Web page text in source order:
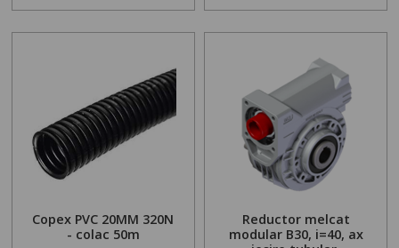
Copex PVC 20MM 320N
- colac 50m
Reductor melcat
modular B30, i=40, ax